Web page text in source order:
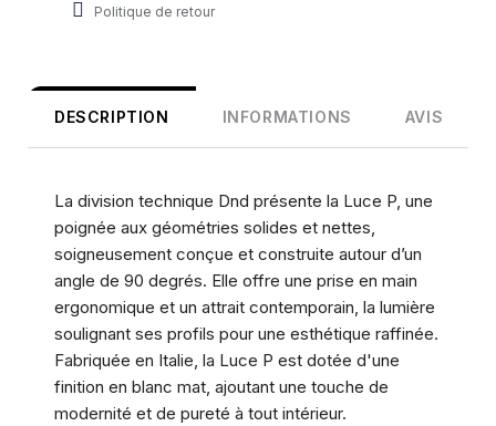
Politique de retour
DESCRIPTION INFORMATIONS AVIS
La division technique Dnd présente la Luce P, une
poignée aux géométries solides et nettes,
soigneusement conçue et construite autour d’un
angle de 90 degrés. Elle offre une prise en main
ergonomique et un attrait contemporain, la lumière
soulignant ses profils pour une esthétique raffinée.
Fabriquée en Italie, la Luce P est dotée d'une
finition en blanc mat, ajoutant une touche de
modernité et de pureté à tout intérieur.